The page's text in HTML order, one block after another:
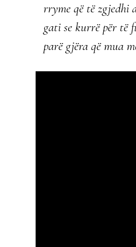
rryme që të zgjedhi
gati se kurrë për të
parë gjëra që mua